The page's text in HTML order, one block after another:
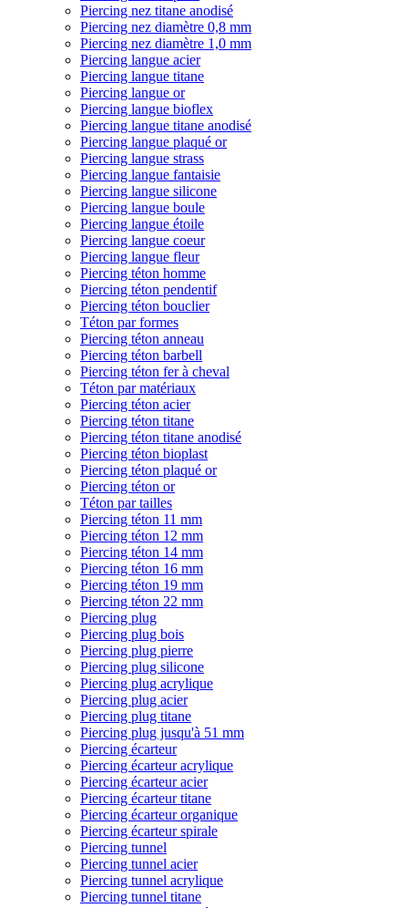
Piercing nez titane anodisé
Piercing nez diamètre 0,8 mm
Piercing nez diamètre 1,0 mm
Piercing langue acier
Piercing langue titane
Piercing langue or
Piercing langue bioflex
Piercing langue titane anodisé
Piercing langue plaqué or
Piercing langue strass
Piercing langue fantaisie
Piercing langue silicone
Piercing langue boule
Piercing langue étoile
Piercing langue coeur
Piercing langue fleur
Piercing téton homme
Piercing téton pendentif
Piercing téton bouclier
Téton par formes
Piercing téton anneau
Piercing téton barbell
Piercing téton fer à cheval
Téton par matériaux
Piercing téton acier
Piercing téton titane
Piercing téton titane anodisé
Piercing téton bioplast
Piercing téton plaqué or
Piercing téton or
Téton par tailles
Piercing téton 11 mm
Piercing téton 12 mm
Piercing téton 14 mm
Piercing téton 16 mm
Piercing téton 19 mm
Piercing téton 22 mm
Piercing plug
Piercing plug bois
Piercing plug pierre
Piercing plug silicone
Piercing plug acrylique
Piercing plug acier
Piercing plug titane
Piercing plug jusqu'à 51 mm
Piercing écarteur
Piercing écarteur acrylique
Piercing écarteur acier
Piercing écarteur titane
Piercing écarteur organique
Piercing écarteur spirale
Piercing tunnel
Piercing tunnel acier
Piercing tunnel acrylique
Piercing tunnel titane